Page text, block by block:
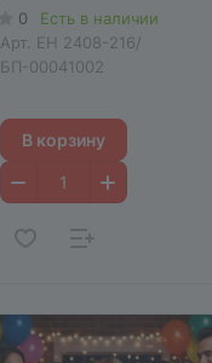
0
Есть в наличии
Арт. EH 2408-216/
БП-00041002
В корзину